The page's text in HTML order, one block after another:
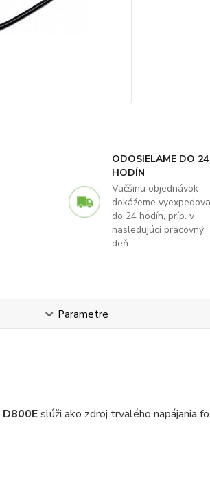
ODOSIELAME DO 24
HODÍN
Väčšinu objednávok
dokážeme
do 24 hodín, príp. v
nasledujúci pracovný
deň
Parametre
D800Eslúži ako zdroj trvalého napájania